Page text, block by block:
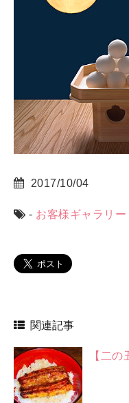
2017/10/04
- お客様ギャラリー
関連記事
【二